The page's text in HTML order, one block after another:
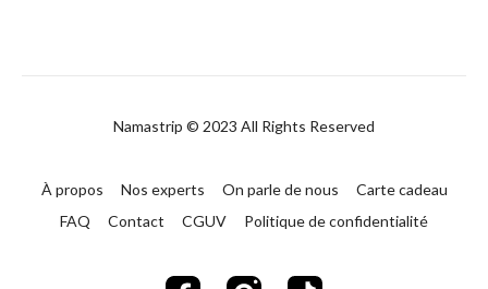
Namastrip © 2023 All Rights Reserved
À propos Nos experts On parle de nous
Carte cadeau
FAQ
Contact CGUV Politique de confidentialité